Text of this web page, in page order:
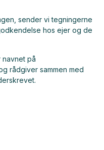
sender vi tegningerne
hos ejer og de
navnet på
rådgiver sammen med